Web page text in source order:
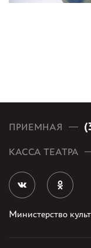
ПРИЕМНАЯ
КАССА ТЕАТРА
Министерство